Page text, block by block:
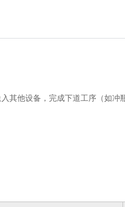
其他设备，完成下道工序（如